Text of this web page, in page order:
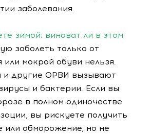
заболевания.
зимой: виноват ли в этом
заболеть только от
мокрой обуви нельзя.
и другие ОРВИ вызывают
и бактерии. Если вы
в полном одиночестве
вы рискуете получить
или обморожение, но не